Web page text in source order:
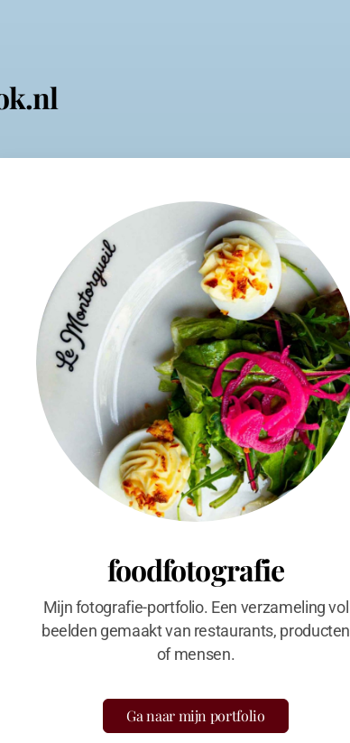
foodfotografie
Mijn fotografie-portfolio. Een verzameling vol
beelden gemaakt van restaurants, producten
of mensen.
Ga naar mijn portfolio